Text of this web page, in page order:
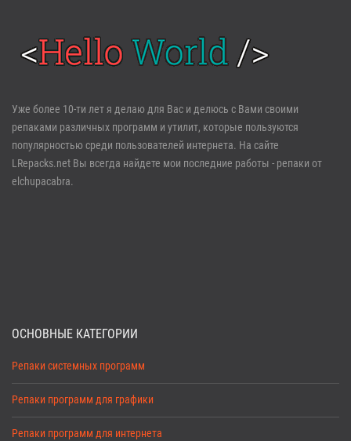
Войти
Регистрация
Забыли пароль?
Уже более 10-ти лет я делаю для Вас и делюсь с Вами своими
репаками различных программ и утилит, которые пользуются
популярностью среди пользователей интернета. На сайте
LRepacks.net Вы всегда найдете мои последние работы - репаки от
elchupacabra.
ОСНОВНЫЕ КАТЕГОРИИ
Репаки системных программ
Репаки программ для графики
Репаки программ для интернета